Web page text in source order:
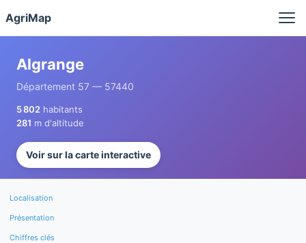
AgriMap
Algrange
Département 57 — 57440
5 802 habitants
281 m d'altitude
Voir sur la carte interactive
Localisation
Présentation
Chiffres clés